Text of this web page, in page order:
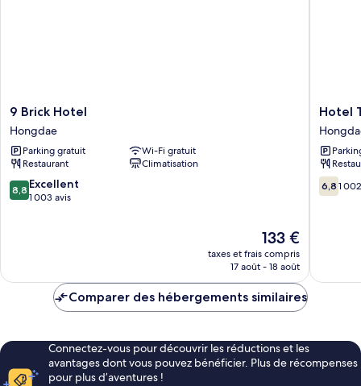
9
Brick
Hotel
Hongdae
9 Brick Hotel
Hongdae
Parking gratuit
Wi-Fi gratuit
Restaurant
Climatisation
8.8
sur
8,8 Excellent
1 003 avis
Le
nouveau
prix
de
133 €
taxes et frais compris
17 août - 18 août
Hotel
The
Hotel
6.8
sur
6,8 1
Comparer des hébergements similaires
Connectez-vous pour découvrir les réductions et les
avantages dont vous pouvez bénéficier. Plus de récompenses
pour plus d’aventures !